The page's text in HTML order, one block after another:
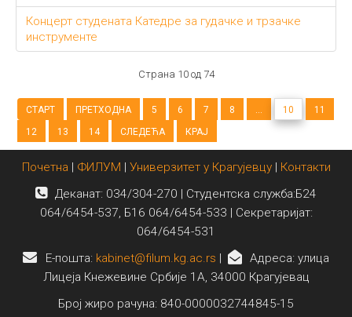
Концерт студената Катедре за гудачке и трзачке
инструменте
Страна 10 од 74
СТАРТ ПРЕТХОДНА 5 6 7 8 10
11
12
13 14 СЛЕДЕЋА КРАЈ
Почетна | ФИЛУМ | Универзитет у Крагујевцу| Контакти
Деканат: 034/304-270 | Студентска служба:Б24
064/6454-537, Б16 064/6454-533 | Секретаријат:
064/6454-531
E-пошта: kabinet@filum.kg.ac.rs |
Адреса: улица
Лицеја Кнежевине Србије 1А, 34000 Крагујевац
Број жиро рачуна: 840-0000032744845-15